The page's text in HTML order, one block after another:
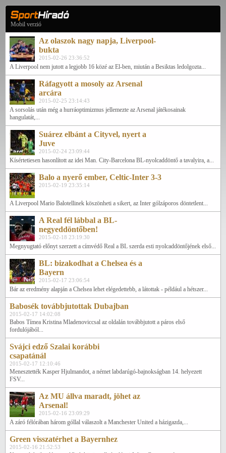
Mobil verzió
Az olaszok nagy napja, Liverpool-
bukta
2015-02-26 23:36:52
A Liverpool nem jutott a legjobb 16 közé az El-ben, miután a Besiktas ledolgozta...
Ráfagyott a mosoly az Arsenal
arcára
2015-02-25 23:14:43
A sorsolás után még a hurráoptimizmus jellemezte az Arsenal játékosainak
hangulatát,...
Suárez elbánt a Cityvel, nyert a
Juve
2015-02-24 23:09:44
Kísértetiesen hasonlított az idei Man. City-Barcelona BL-nyolcaddöntő a tavalyira, a...
Balo a nyerő ember, Celtic-Inter 3-3
2015-02-19 23:35:14
A Liverpool Mario Balotellinek köszönheti a sikert, az Inter gólzáporos döntetlent...
A Real fél lábbal a BL-
negyeddöntőben!
2015-02-18 23:19:30
Megnyugtató előnyt szerzett a címvédő Real a BL szerda esti nyolcaddöntőjének első...
BL: bizakodhat a Chelsea és a
Bayern
2015-02-17 23:06:54
Bár az eredmény alapján a Chelsea lehet elégedettebb, a látottak - például a hétszer...
Babosék továbbjutottak Dubajban
2015-02-17 14:02:08
Babos Tímea Kristina Mladenoviccsal az oldalán továbbjutott a páros első
fordulójából...
Svájci edző Szalai korábbi
csapatánál
2015-02-17 12:10:46
Menesztették Kasper Hjulmandot, a német labdarúgó-bajnokságban 14. helyezett
FSV...
Az MU állva maradt, jöhet az
Arsenal!
2015-02-16 23:09:29
A záró félórában három góllal válaszolt a Manchester United a házigazda,...
Green visszatérhet a Bayernhez
2015-02-16 21:52:53